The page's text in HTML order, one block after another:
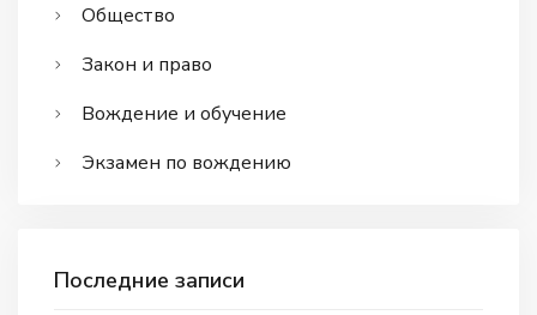
Общество
Закон и право
Вождение и обучение
Экзамен по вождению
Последние записи